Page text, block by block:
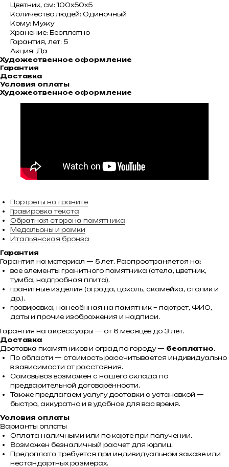
Цветник, см: 100х50х5
Количество людей: Одиночный
Кому: Мужу
Хранение: Бесплатно
Гарантия, лет: 5
Акция: Да
Художественное оформление
Гарантия
Доставка
Условия оплаты
Художественное оформление
Портреты на граните
Гравировка текста
Обратная сторона памятника
Медальоны и рамки
Итальянская бронза
Гарантия
Гарантия на материал — 5 лет. Распространяется на:
все элементы гранитного памятника (стела, цветник,
тумба, надгробная плита).
гранитные изделия (ограда, цоколь, скамейка, столик и
др.).
гравировка, нанесённая на памятник – портрет, ФИО,
даты и прочие изображения и надписи.
Гарантия на аксессуары — от 6 месяцев до 3 лет.
Доставка
Доставка пкамятников и оград по городу — бесплатно.
По области — стоимость рассчитывается индивидуально
в зависимости от расстояния.
Самовывоз возможен с нашего склада по
предварительной договорённости.
Также предлагаем услугу доставки с установкой —
быстро, аккуратно и в удобное для вас время.
Условия оплаты
Варианты оплаты
Оплата наличными или по карте при получении.
Возможен безналичный расчет для юрлиц.
Предоплата требуется при индивидуальном заказе или
нестандартных размерах.